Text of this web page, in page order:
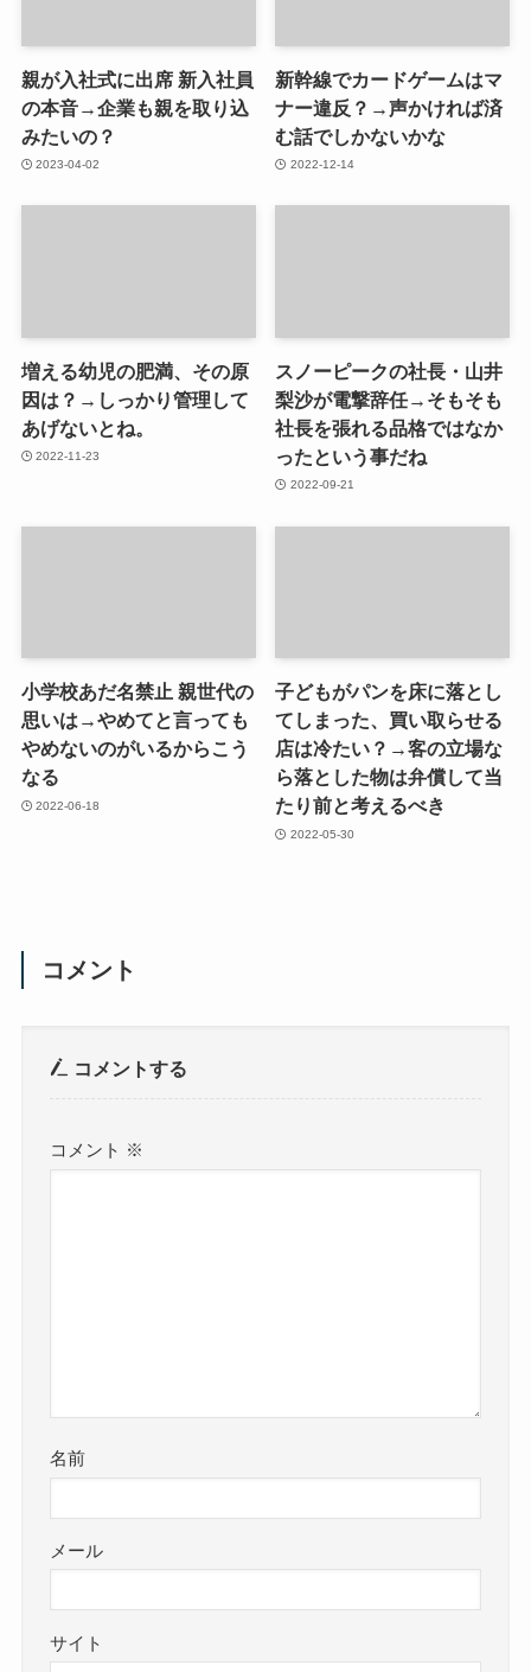
親が入社式に出席 新入社員
の本音→企業も親を取り込
みたいの？
2023-04-02
新幹線でカードゲームはマ
ナー違反？→声かければ済
む話でしかないかな
2022-12-14
増える幼児の肥満、その原
因は？→しっかり管理して
あげないとね。
2022-11-23
スノーピークの社長・山井
梨沙が電撃辞任→そもそも
社長を張れる品格ではなか
ったという事だね
2022-09-21
小学校あだ名禁止 親世代の
思いは→やめてと言っても
やめないのがいるからこう
なる
2022-06-18
子どもがパンを床に落とし
てしまった、買い取らせる
店は冷たい？→客の立場な
ら落とした物は弁償して当
たり前と考えるべき
2022-05-30
コメント
コメントする
コメント ※
名前
メール
サイト